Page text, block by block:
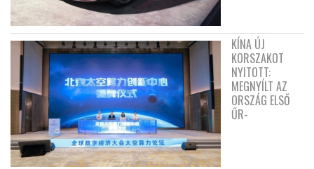
KÍNA ÚJ
KORSZAKOT
NYITOTT:
MEGNYÍLT AZ
ORSZÁG ELSŐ
ŰR-